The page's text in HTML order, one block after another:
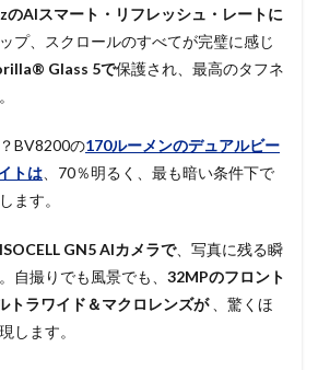
のAIスマート・リフレッシュ・レートに
プ、スクロールのすべてが完璧に感じ
Glass 5で保護され、最高のタフネ
BV8200の170ルーメンのデュアルビー
トは 、70％明るく、最も暗い条件下で
ます。
GN5 AIカメラで、写真に残る瞬
自撮りでも風景でも、 32MPのフロント
トラワイド＆マクロレンズが
、驚くほ
します。